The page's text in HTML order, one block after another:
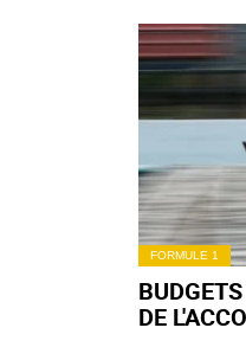
FORMULE 1
DE